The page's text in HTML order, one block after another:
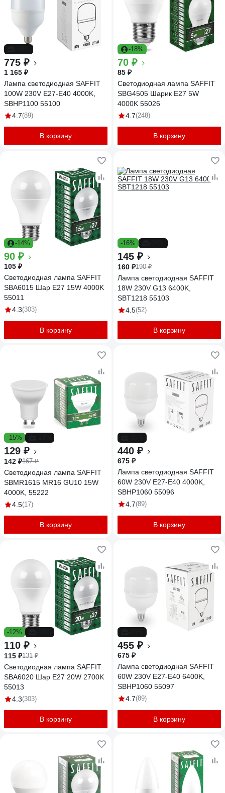
775 ₽
1 165 ₽
Лампа светодиодная SAFFIT
100W 230V E27-E40 4000K,
SBHP1100 55100
4.7(89)
В корзину
-18%
70 ₽
85 ₽
Светодиодная лампа SAFFIT
SBG4505 Шарик E27 5W
4000K 55026
4.7(248)
В корзину
-14%
90 ₽
105 ₽
Светодиодная лампа SAFFIT
SBA6015 Шар E27 15W 4000K
55011
4.3(303)
В корзину
-16%
145 ₽
160 ₽190 ₽
Лампа светодиодная SAFFIT
18W 230V G13 6400K,
SBT1218 55103
4.5(52)
В корзину
-15%
129 ₽
142 ₽167 ₽
Светодиодная лампа SAFFIT
SBMR1615 MR16 GU10 15W
4000K, 55222
4.5(17)
В корзину
440 ₽
675 ₽
Лампа светодиодная SAFFIT
60W 230V E27-E40 4000K,
SBHP1060 55096
4.7(89)
В корзину
-12%
110 ₽
115 ₽131 ₽
Светодиодная лампа SAFFIT
SBA6020 Шар E27 20W 2700K
55013
4.3(303)
В корзину
455 ₽
675 ₽
Лампа светодиодная SAFFIT
60W 230V E27-E40 6400K,
SBHP1060 55097
4.7(89)
В корзину